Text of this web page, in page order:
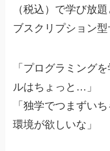
（税込）で学び放
ブスクリプション型
「プログラミング
ルはちょっと…」
「独学でつまずい
環境が欲しいな」